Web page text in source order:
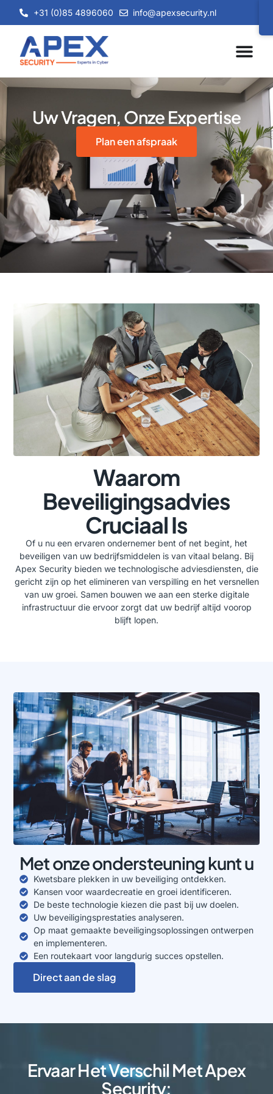
+31 (0)85 4896060 info@apexsecurity.nl
Uw Vragen, Onze Expertise
Plan een afspraak
Waarom
Beveiligingsadvies
Cruciaal Is
Of u nu een ervaren ondernemer bent of net begint, het
beveiligen van uw bedrijfsmiddelen is van vitaal belang. Bij
Apex Security bieden we technologische adviesdiensten, die
gericht zijn op het elimineren van verspilling en het versnellen
van uw groei. Samen bouwen we aan een sterke digitale
infrastructuur die ervoor zorgt dat uw bedrijf altijd voorop
blijft lopen.
Met onze ondersteuning kunt u
Kwetsbare plekken in uw beveiliging ontdekken.
Kansen voor waardecreatie en groei identificeren.
De beste technologie kiezen die past bij uw doelen.
Uw beveiligingsprestaties analyseren.
Op maat gemaakte beveiligingsoplossingen ontwerpen
en implementeren.
Een routekaart voor langdurig succes opstellen.
Direct aan de slag
Ervaar Het Verschil Met Apex
Security: